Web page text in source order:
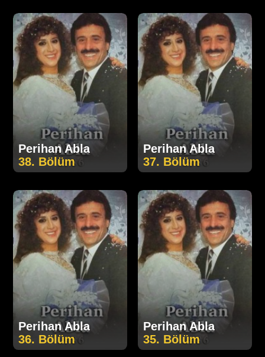
Perihan Abla
38. Bölüm
Perihan Abla
37. Bölüm
Perihan Abla
36. Bölüm
Perihan Abla
35. Bölüm